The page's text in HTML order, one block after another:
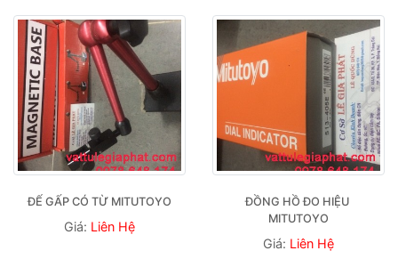
ĐẾ GẤP CÓ TỪ MITUTOYO
Giá: Liên Hệ
ĐỒNG HỒ ĐO HIỆU
MITUTOYO
Giá: Liên Hệ